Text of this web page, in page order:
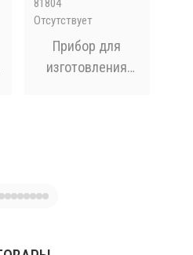
81804
Отсутствует
Прибор для
изготовления